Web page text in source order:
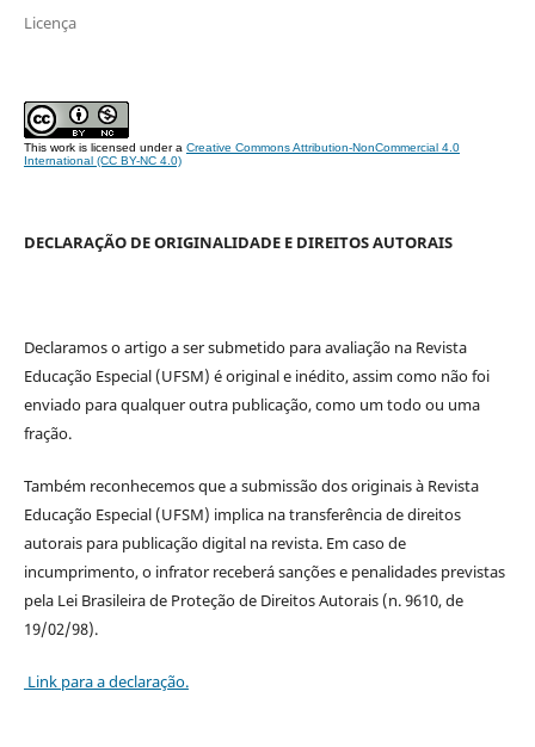
Licença
This work is licensed under a Creative Commons Attribution-NonCommercial 4.0
International (CC BY-NC 4.0)
DECLARAÇÃO DE ORIGINALIDADE E DIREITOS AUTORAIS
Declaramos o artigo a ser submetido para avaliação na Revista
Educação Especial (UFSM) é original e inédito, assim como não foi
enviado para qualquer outra publicação, como um todo ou uma
fração.
Também reconhecemos que a submissão dos originais à Revista
Educação Especial (UFSM) implica na transferência de direitos
autorais para publicação digital na revista. Em caso de
incumprimento, o infrator receberá sanções e penalidades previstas
pela Lei Brasileira de Proteção de Direitos Autorais (n. 9610, de
19/02/98).
Link para a declaração.